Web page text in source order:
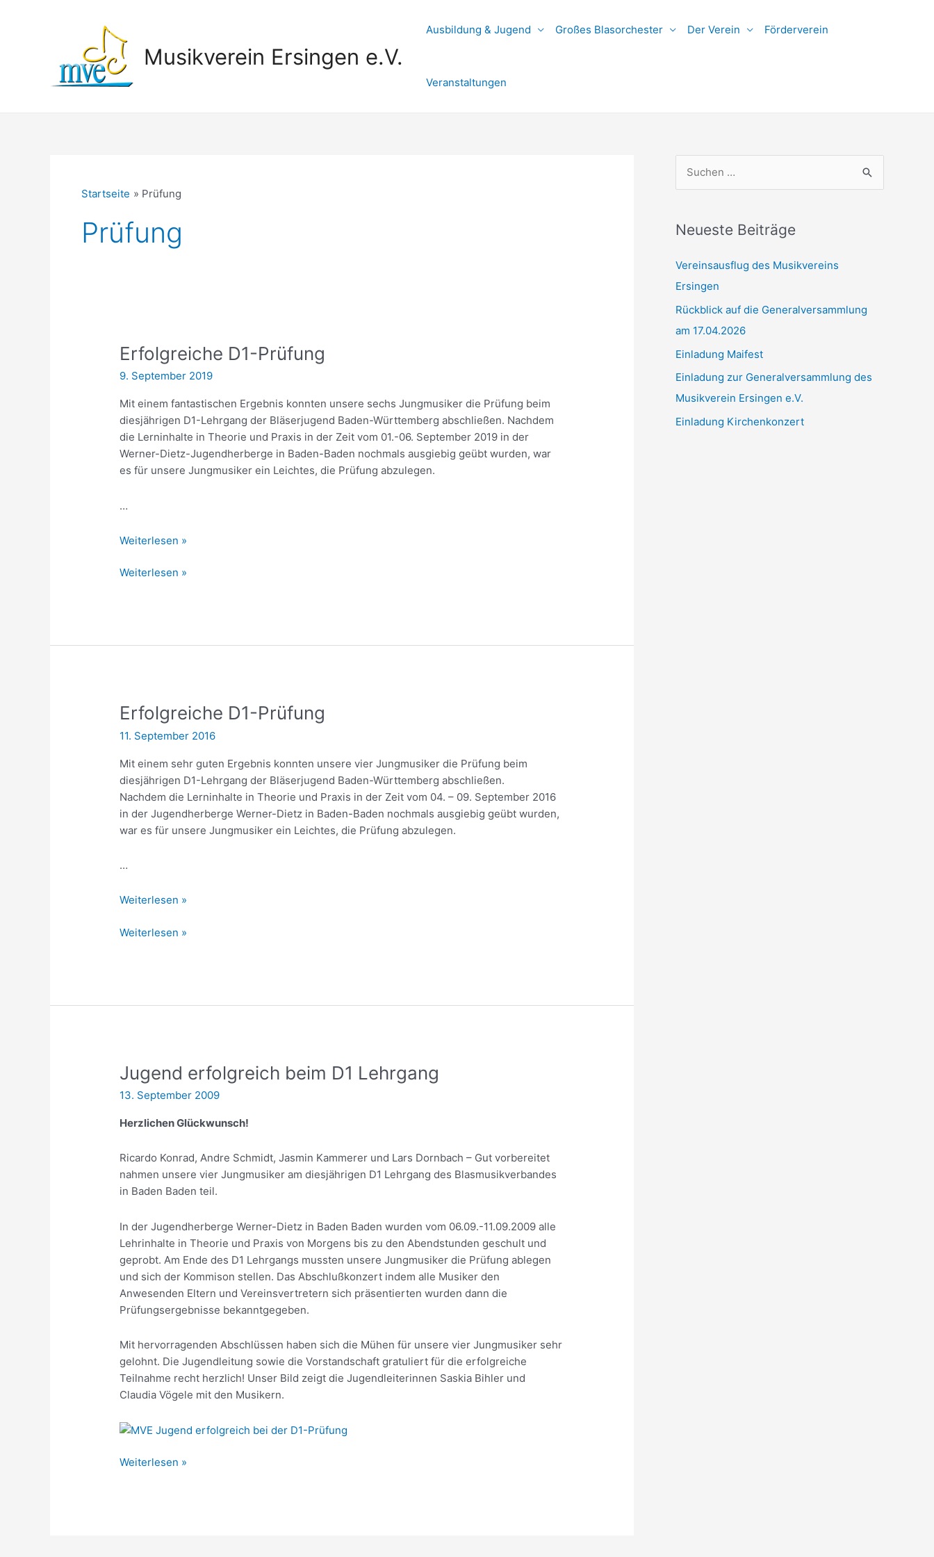
Musikverein Ersingen e.V.
Ausbildung & Jugend Großes Blasorchester Der Verein Förderverein
Veranstaltungen
Startseite Prüfung
Prüfung
Erfolgreiche D1-Prüfung
9. September 2019
Mit einem fantastischen Ergebnis konnten unsere sechs Jungmusiker die Prüfung beim
diesjährigen D1-Lehrgang der Bläserjugend Baden-Württemberg abschließen. Nachdem
die Lerninhalte in Theorie und Praxis in der Zeit vom 01.-06. September 2019 in der
Werner-Dietz-Jugendherberge in Baden-Baden nochmals ausgiebig geübt wurden, war
es für unsere Jungmusiker ein Leichtes, die Prüfung abzulegen.
…
Erfolgreiche
Prüfung
Weiterlesen »
Erfolgreiche
Weiterlesen »
Erfolgreiche D1-Prüfung
11. September 2016
Mit einem sehr guten Ergebnis konnten unsere vier Jungmusiker die Prüfung beim
diesjährigen D1-Lehrgang der Bläserjugend Baden-Württemberg abschließen.
Nachdem die Lerninhalte in Theorie und Praxis in der Zeit vom 04. – 09. September 2016
in der Jugendherberge Werner-Dietz in Baden-Baden nochmals ausgiebig geübt wurden,
war es für unsere Jungmusiker ein Leichtes, die Prüfung abzulegen.
…
Erfolgreiche
Prüfung
Weiterlesen »
Erfolgreiche
Weiterlesen »
Jugend erfolgreich beim D1 Lehrgang
13. September 2009
Herzlichen Glückwunsch!
Ricardo Konrad, Andre Schmidt, Jasmin Kammerer und Lars Dornbach – Gut vorbereitet
nahmen unsere vier Jungmusiker am diesjährigen D1 Lehrgang des Blasmusikverbandes
in Baden Baden teil.
In der Jugendherberge Werner-Dietz in Baden Baden wurden vom 06.09.-11.09.2009 alle
Lehrinhalte in Theorie und Praxis von Morgens bis zu den Abendstunden geschult und
geprobt. Am Ende des D1 Lehrgangs mussten unsere Jungmusiker die Prüfung ablegen
und sich der Kommison stellen. Das Abschlußkonzert indem alle Musiker den
Anwesenden Eltern und Vereinsvertretern sich präsentierten wurden dann die
Prüfungsergebnisse bekanntgegeben.
Mit hervorragenden Abschlüssen haben sich die Mühen für unsere vier Jungmusiker sehr
gelohnt. Die Jugendleitung sowie die Vorstandschaft gratuliert für die erfolgreiche
Teilnahme recht herzlich! Unser Bild zeigt die Jugendleiterinnen Saskia Bihler und
Claudia Vögele mit den Musikern.
Jugend
Weiterlesen »
h
n
n
a
c
h
:
Neueste Beiträge
Vereinsausflug des Musikvereins
Ersingen
Rückblick auf die Generalversammlung
am 17.04.2026
Einladung Maifest
Einladung zur Generalversammlung des
Musikverein Ersingen e.V.
Einladung Kirchenkonzert